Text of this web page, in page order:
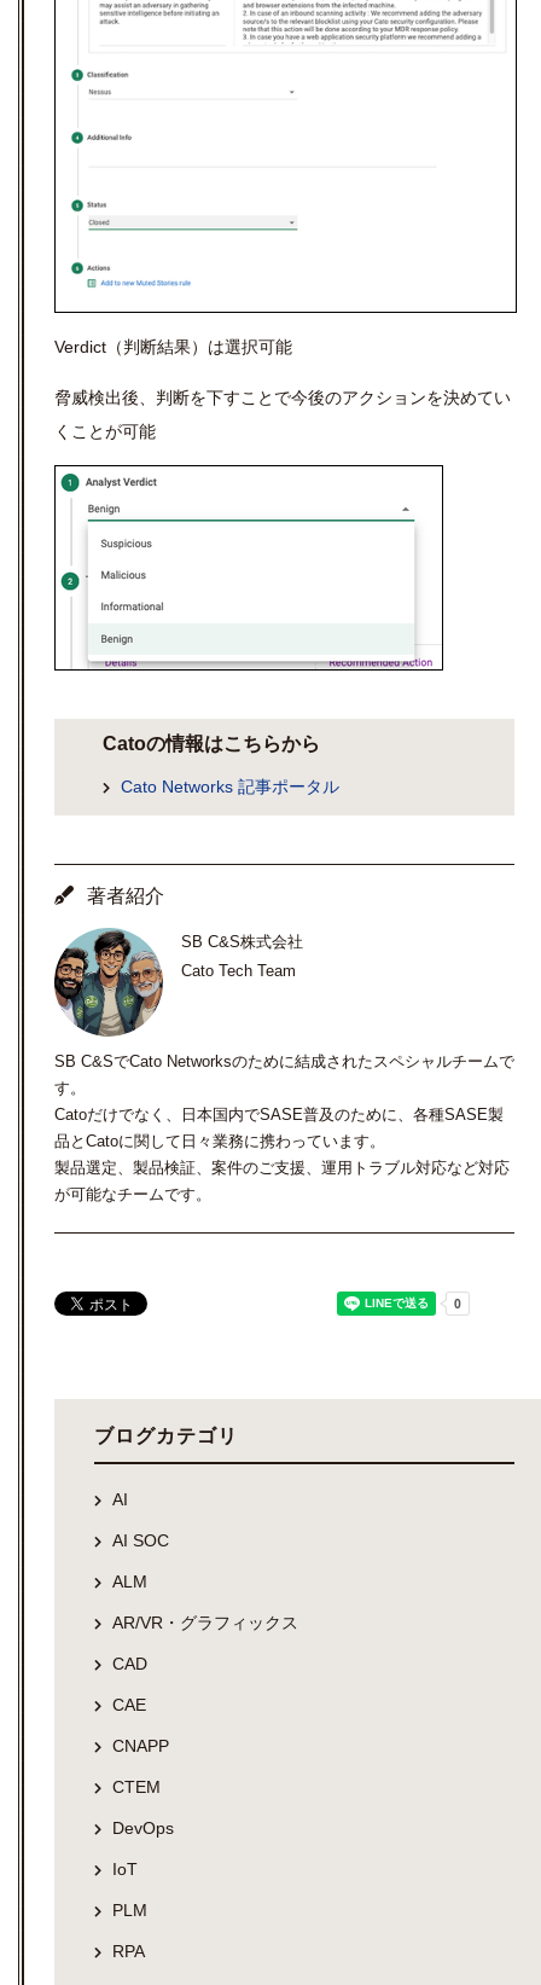
Verdict（判断結果）は選択可能
脅威検出後、判断を下すことで今後のアクションを決めてい
くことが可能
Catoの情報はこちらから
Cato Networks 記事ポータル
著者紹介
SB C&S株式会社
Cato Tech Team
SB C&SでCato Networksのために結成されたスペシャルチームで
す。
Catoだけでなく、日本国内でSASE普及のために、各種SASE製
品とCatoに関して日々業務に携わっています。
製品選定、製品検証、案件のご支援、運用トラブル対応など対応
が可能なチームです。
ブログカテゴリ
AI
AI SOC
ALM
AR/VR・グラフィックス
CAD
CAE
CNAPP
CTEM
DevOps
IoT
PLM
RPA